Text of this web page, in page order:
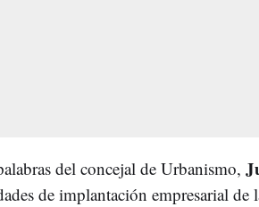
del concejal de Urbanismo,
de implantación empresarial